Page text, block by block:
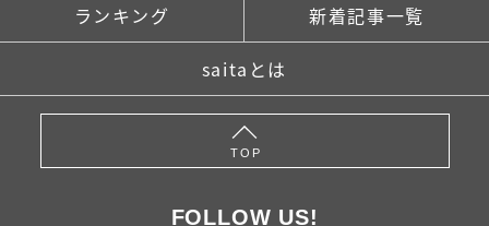
ランキング 新着記事一覧
saitaとは
TOP
FOLLOW US!